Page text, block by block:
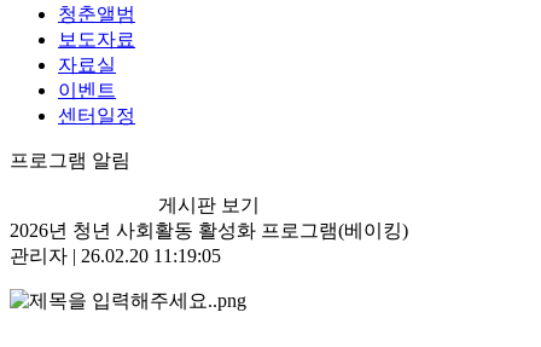
청춘앨범
보도자료
자료실
이벤트
센터일정
프로그램 알림
게시판 보기
2026년 청년 사회활동 활성화 프로그램(베이킹)
관리자 | 26.02.20 11:19:05